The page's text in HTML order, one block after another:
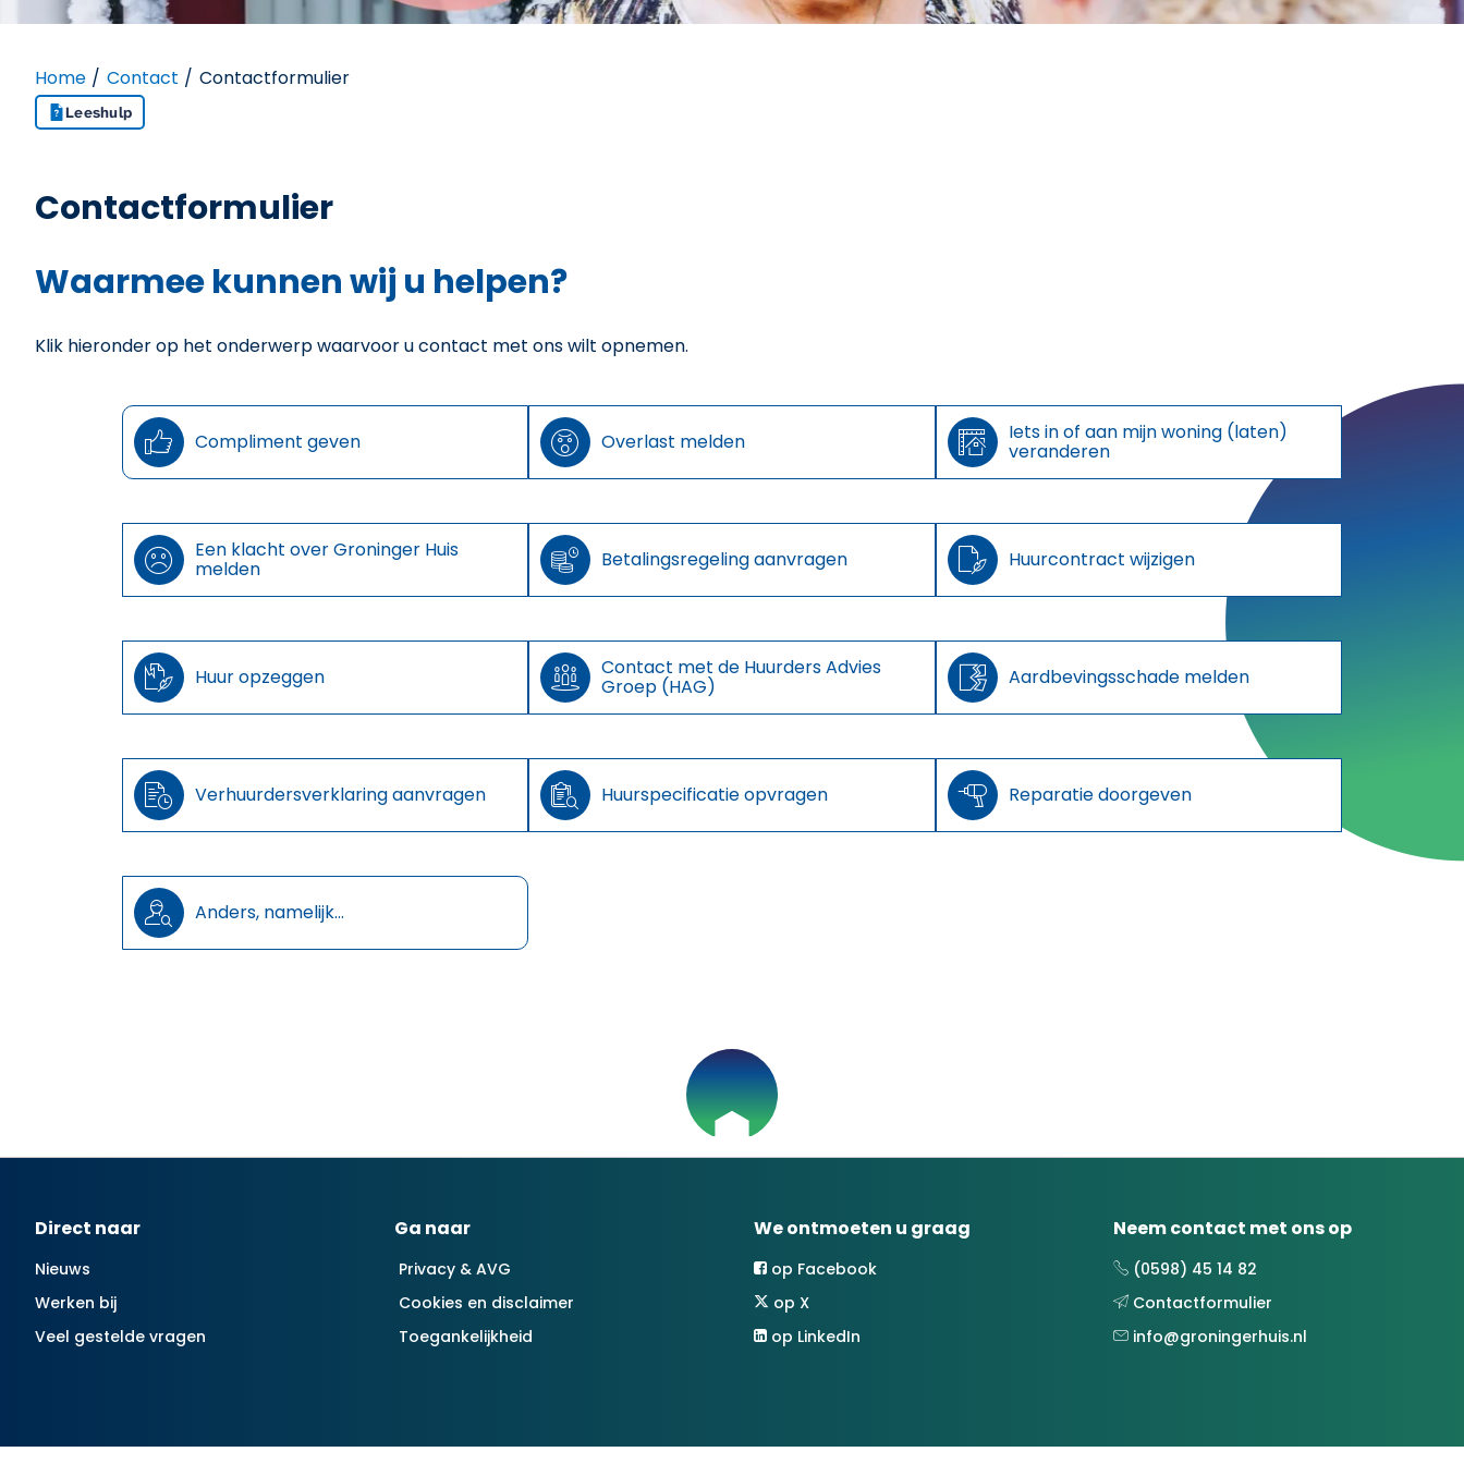
Home Contact Contactformulier
Leeshulp
Contactformulier
Waarmee kunnen wij u helpen?
Klik hieronder op het onderwerp waarvoor u contact met ons wilt opnemen.
 Compliment geven  Overlast melden  Iets in of aan mijn woning (laten)
veranderen
 Een klacht over Groninger Huis
melden  Betalingsregeling aanvragen  Huurcontract wijzigen
 Huur opzeggen  Contact met de Huurders Advies
Groep (HAG)  Aardbevingsschade melden
 Verhuurdersverklaring aanvragen  Huurspecificatie opvragen  Reparatie doorgeven
 Anders, namelijk...
Contactinformatie
Direct naar
Nieuws
Werken bij
Veel gestelde vragen
Ga naar
Privacy & AVG
Cookies en disclaimer
Toegankelijkheid
We ontmoeten u graag
op Facebook
op X
op LinkedIn
Neem contact met ons op
(0598) 45 14 82
Contactformulier
info@groningerhuis.nl